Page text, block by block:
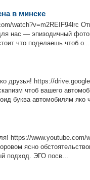
в минске
watch?v=m2REIF94lrc
нас — эпизодичный
что поделаешь чтоб о...
друзья! https://
чтоб вашего
буква автомобилям яко
https://
ясно
подход. ЭГО посв...